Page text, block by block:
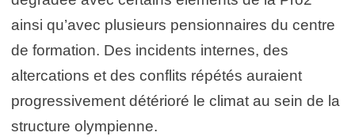
ainsi qu’avec plusieurs pensionnaires du centre
de formation. Des incidents internes, des
altercations et des conflits répétés auraient
progressivement détérioré le climat au sein de la
structure olympienne.